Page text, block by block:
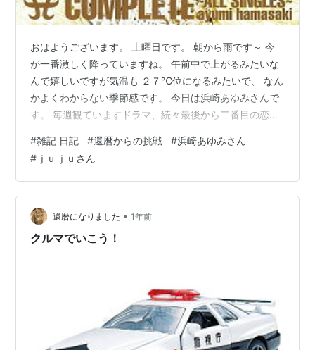
おはようございます。 土曜日です。 朝から雨です～ 今
が一番激しく降っていますね。 午前中で上がるみたいな
んで嬉しいですが気温も ２７℃位になるみたいで、 なん
かよくわからない季節感です。 今日は浜崎あゆみさんで
す。 毎週観ていますドラマ、続々最後から二番目の恋の
を見たくてユーチューブを観ました。 良い歌詞、良いメ
ロディーで何度か聴いていました。 よく考えると浜崎あ
ゆみさんの歌を じっくり聴いたのは初めてでした。 いつ
も聴いているｊｕｊｕさん、ユーミンさん、 土岐麻子さ
んとはまた違うテイストですね。 往年の歌姫は何人居て
も良いですね。 …
#雑記 日記 #還暦からの挑戦 #浜崎あゆみさん
# ｊｕｊｕさん
還暦になりました • 1年前
クルマでいこう！